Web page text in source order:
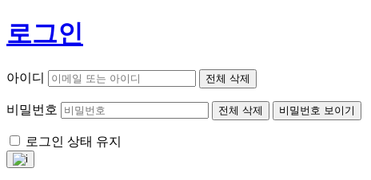
로그인
아이디 전체 삭제
비밀번호 전체 삭제 비밀번호 보이기
로그인 상태 유지